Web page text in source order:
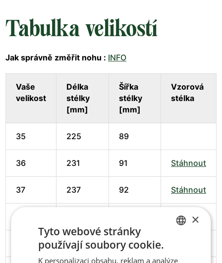
Tabulka velikostí
Jak správně změřit nohu : INFO
Vaše
velikost
Délka
stélky
[mm]
Šířka
stélky
[mm]
Vzorová
stélka
35 225 89
36 231 91 Stáhnout
37 237 92 Stáhnout
Stáhnout
251 95
×
Tyto webové stránky
používají soubory cookie.
K personalizaci obsahu, reklam a analýze